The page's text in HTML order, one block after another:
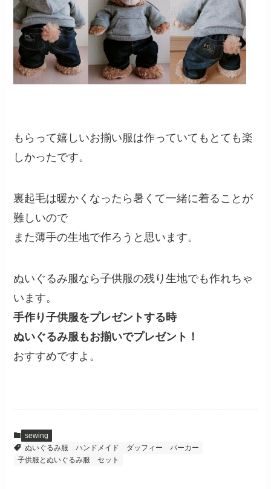
もらって嬉しいお揃い服は作っていてもとても楽
しかったです。
裏起毛は暖かくなったら暑くて一緒に着ることが
難しいので
また薄手の生地で作ろうと思います。
ぬいぐるみ服なら子供服の残り生地でも作れちゃ
います。
手作り子供服をプレゼントする時
ぬいぐるみ服もお揃いでプレゼント！
おすすめですよ。
sewing
ぬいぐるみ服 ハンドメイド
ダッフィー パーカー
子供服とぬいぐるみ服 セット